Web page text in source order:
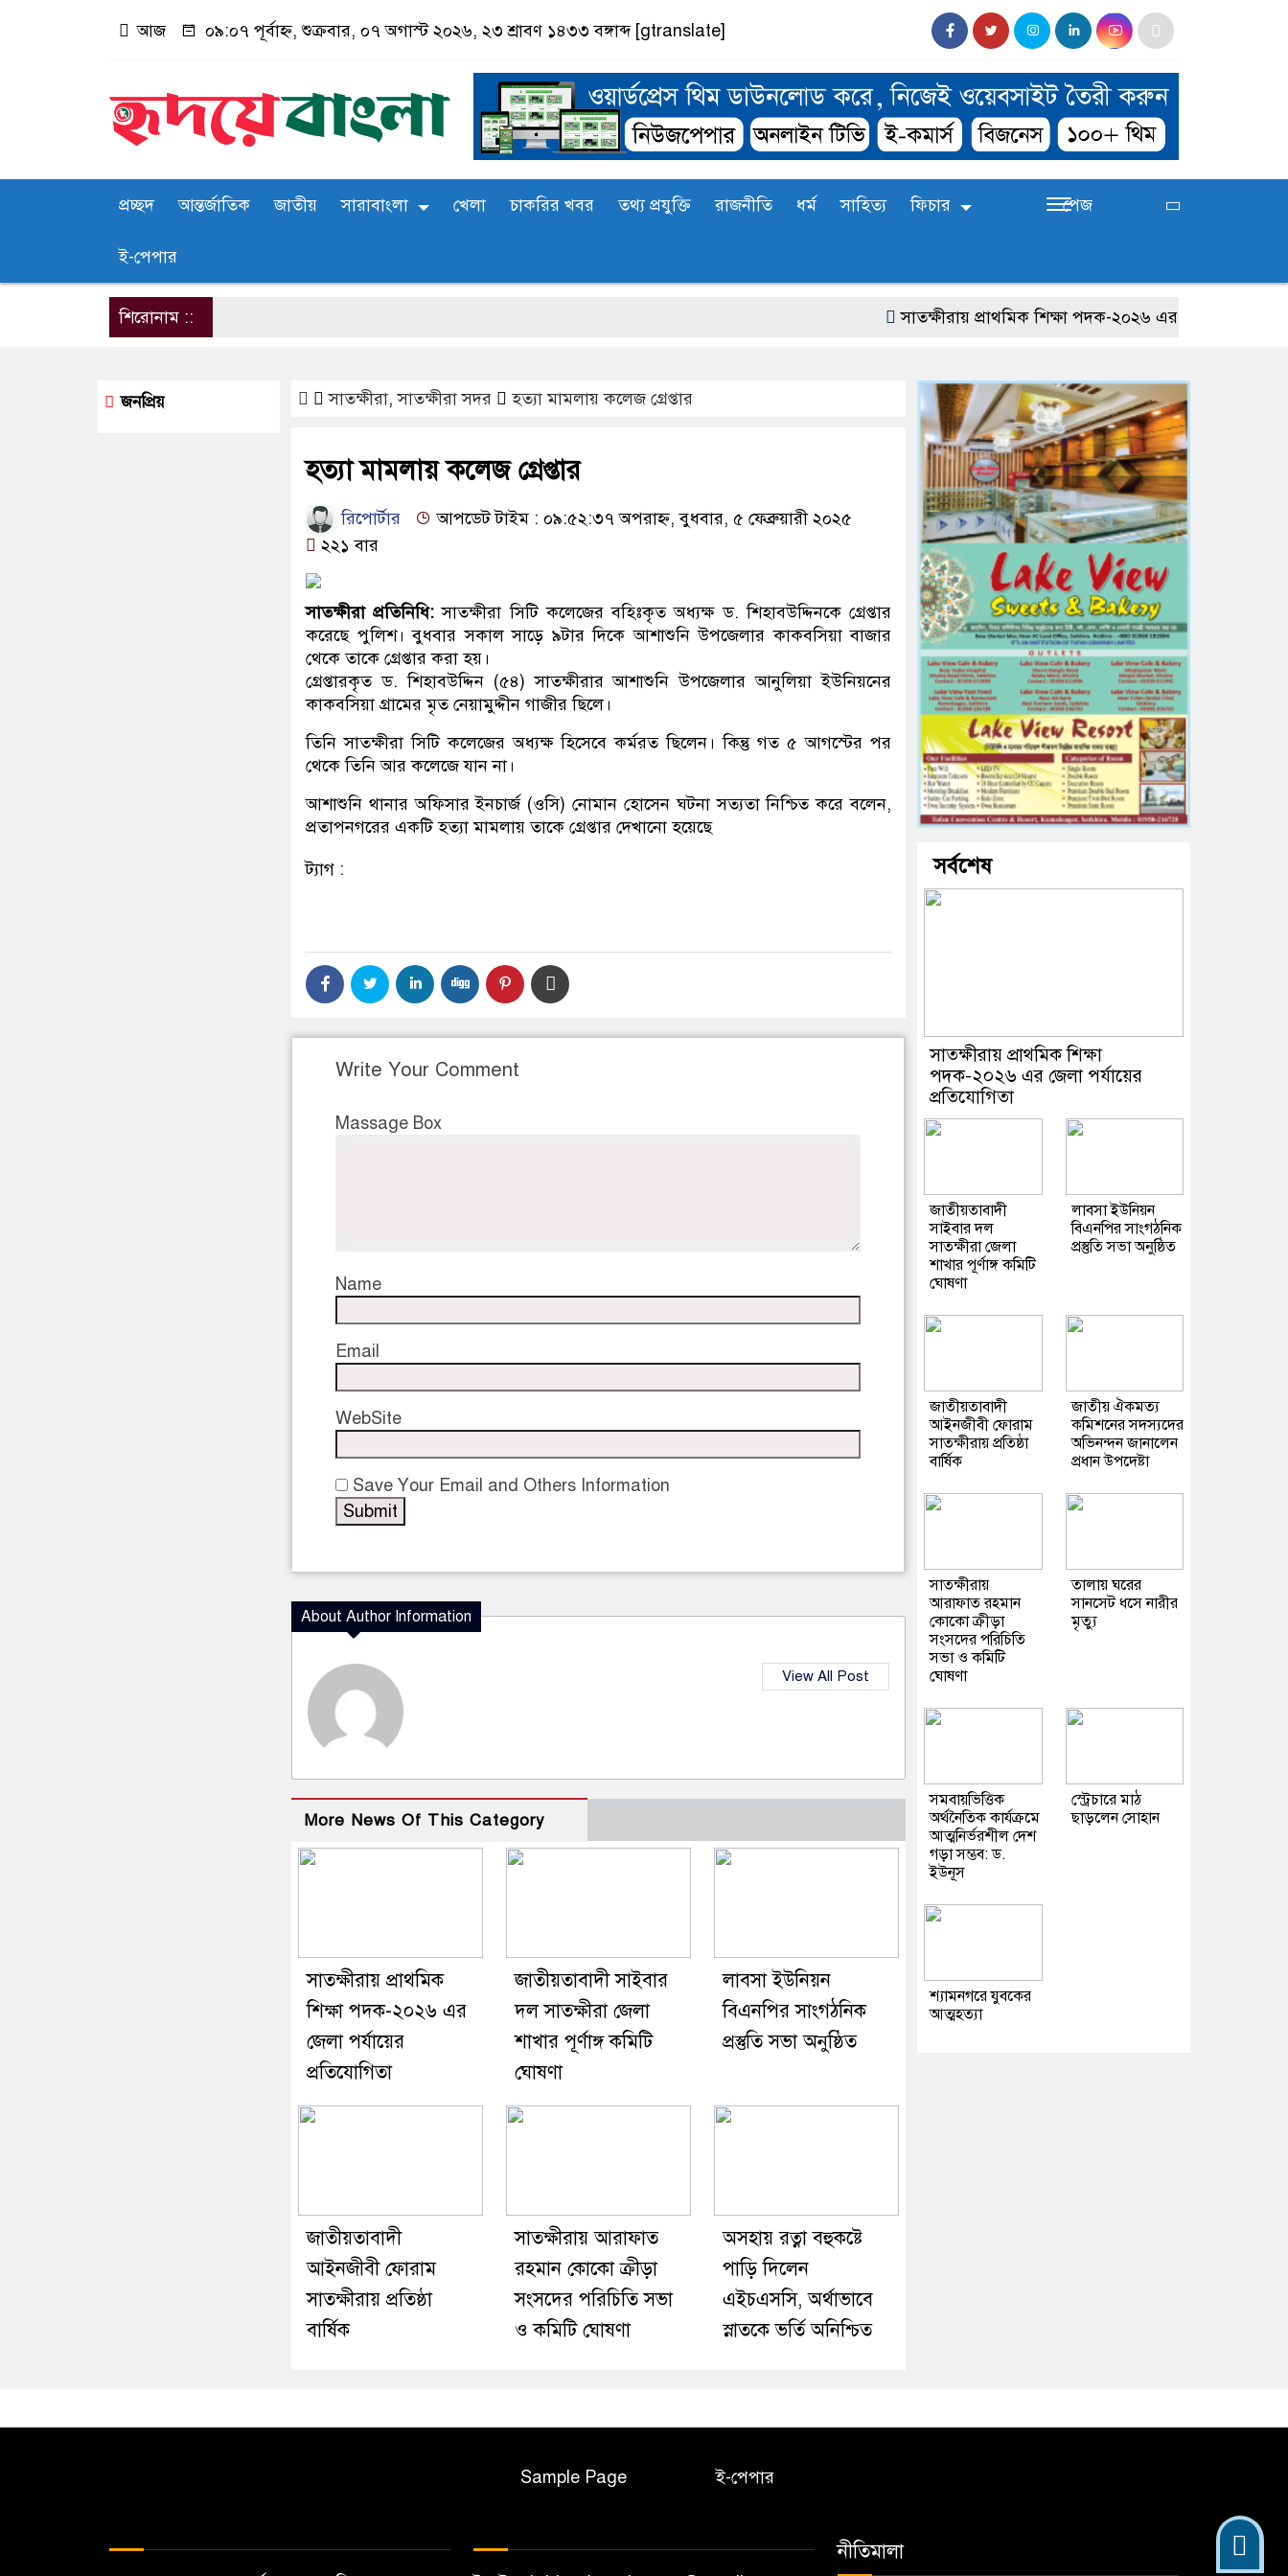
আজ ০৯:০৭ পূর্বাহ্ন, শুক্রবার, ০৭ অগাস্ট ২০২৬, ২৩ শ্রাবণ ১৪৩৩ বঙ্গাব্দ [gtranslate]
প্রচ্ছদ আন্তর্জাতিক জাতীয় সারাবাংলা খেলা চাকরির খবর তথ্য প্রযুক্তি রাজনীতি ধর্ম সাহিত্য ফিচার
ই-পেপার
পেজ
শিরোনাম :: সাতক্ষীরায় প্রাথমিক শিক্ষা পদক-২০২৬ এর জেলা পর্যায়ের
সাতক্ষীরা,সাতক্ষীরা সদর হত্যা মামলায় কলেজ গ্রেপ্তার
হত্যা মামলায় কলেজ গ্রেপ্তার
রিপোর্টার
আপডেট টাইম : ০৯:৫২:৩৭ অপরাহ্ন, বুধবার, ৫ ফেব্রুয়ারী ২০২৫
২২১ বার
সাতক্ষীরা প্রতিনিধি: সাতক্ষীরা সিটি কলেজের বহিঃকৃত অধ্যক্ষ ড. শিহাবউদ্দিনকে গ্রেপ্তার
করেছে পুলিশ। বুধবার সকাল সাড়ে ৯টার দিকে আশাশুনি উপজেলার কাকবসিয়া বাজার
থেকে তাকে গ্রেপ্তার করা হয়।
গ্রেপ্তারকৃত ড. শিহাবউদ্দিন (৫৪) সাতক্ষীরার আশাশুনি উপজেলার আনুলিয়া ইউনিয়নের
কাকবসিয়া গ্রামের মৃত নেয়ামুদ্দীন গাজীর ছিলে।
তিনি সাতক্ষীরা সিটি কলেজের অধ্যক্ষ হিসেবে কর্মরত ছিলেন। কিন্তু গত ৫ আগস্টের পর
থেকে তিনি আর কলেজে যান না।
আশাশুনি থানার অফিসার ইনচার্জ (ওসি) নোমান হোসেন ঘটনা সত্যতা নিশ্চিত করে বলেন,
প্রতাপনগরের একটি হত্যা মামলায় তাকে গ্রেপ্তার দেখানো হয়েছে
ট্যাগ :
Write Your Comment
Massage Box
Name
Email
WebSite
Save Your Email and Others Information
About Author Information
View All Post
More News Of This Category
সাতক্ষীরায় প্রাথমিক
শিক্ষা পদক-২০২৬ এর
জেলা পর্যায়ের
প্রতিযোগিতা
জাতীয়তাবাদী সাইবার
দল সাতক্ষীরা জেলা
শাখার পূর্ণাঙ্গ কমিটি
ঘোষণা
লাবসা ইউনিয়ন
বিএনপির সাংগঠনিক
প্রস্তুতি সভা অনুষ্ঠিত
জাতীয়তাবাদী
আইনজীবী ফোরাম
সাতক্ষীরায় প্রতিষ্ঠা
বার্ষিক
সাতক্ষীরায় আরাফাত
রহমান কোকো ক্রীড়া
সংসদের পরিচিতি সভা
ও কমিটি ঘোষণা
অসহায় রত্না বহুকষ্টে
পাড়ি দিলেন
এইচএসসি, অর্থাভাবে
স্নাতকে ভর্তি অনিশ্চিত
জনপ্রিয়
সর্বশেষ
সাতক্ষীরায় প্রাথমিক শিক্ষা
পদক-২০২৬ এর জেলা পর্যায়ের
প্রতিযোগিতা
জাতীয়তাবাদী
সাইবার দল
সাতক্ষীরা জেলা
শাখার পূর্ণাঙ্গ কমিটি
ঘোষণা
লাবসা ইউনিয়ন
বিএনপির সাংগঠনিক
প্রস্তুতি সভা অনুষ্ঠিত
জাতীয়তাবাদী
আইনজীবী ফোরাম
সাতক্ষীরায় প্রতিষ্ঠা
বার্ষিক
জাতীয় ঐকমত্য
কমিশনের সদস্যদের
অভিনন্দন জানালেন
প্রধান উপদেষ্টা
সাতক্ষীরায়
আরাফাত রহমান
কোকো ক্রীড়া
সংসদের পরিচিতি
সভা ও কমিটি
ঘোষণা
তালায় ঘরের
সানসেট ধসে নারীর
মৃত্যু
সমবায়ভিত্তিক
অর্থনৈতিক কার্যক্রমে
আত্মনির্ভরশীল দেশ
গড়া সম্ভব: ড.
ইউনূস
স্ট্রেচারে মাঠ
ছাড়লেন সোহান
শ্যামনগরে যুবকের
আত্মহত্যা
Sample Page ই-পেপার
নীতিমালা